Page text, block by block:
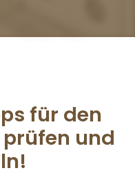
für den
und